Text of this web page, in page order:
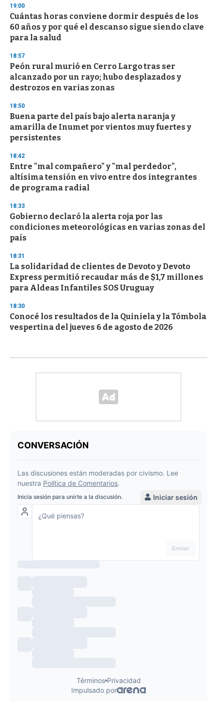
s
e
c
o
n
d
19:00
Cuántas horas conviene dormir después de los
60 años y por qué el descanso sigue siendo clave
para la salud
18:57
Peón rural murió en Cerro Largo tras ser
alcanzado por un rayo; hubo desplazados y
destrozos en varias zonas
18:50
Buena parte del país bajo alerta naranja y
amarilla de Inumet por vientos muy fuertes y
persistentes
18:42
Entre "mal compañero" y "mal perdedor",
altísima tensión en vivo entre dos integrantes
de programa radial
18:33
Gobierno declaró la alerta roja por las
condiciones meteorológicas en varias zonas del
país
18:31
La solidaridad de clientes de Devoto y Devoto
Express permitió recaudar más de $1,7 millones
para Aldeas Infantiles SOS Uruguay
18:30
Conocé los resultados de la Quiniela y la Tómbola
vespertina del jueves 6 de agosto de 2026